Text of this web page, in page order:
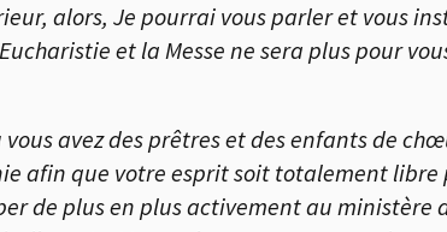
alors, Je pourrai vous parler et vous
et la Messe ne sera plus pour
avez des prêtres et des enfants de
afin que votre esprit soit totalement libre
de plus en plus activement au ministère